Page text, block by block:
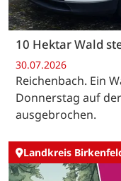
10 Hektar Wald
30.07.2026
Reichenbach. Ein
Donnerstag auf
ausgebrochen.
Landkreis